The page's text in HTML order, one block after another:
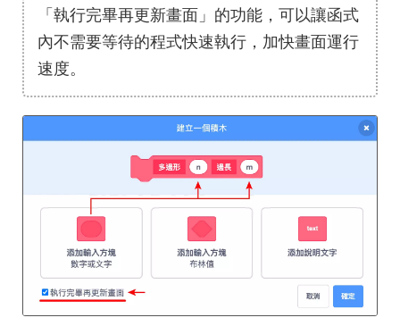
「執行完畢再更新畫面」的功能，可以讓函式
內不需要等待的程式快速執行，加快畫面運行
速度。